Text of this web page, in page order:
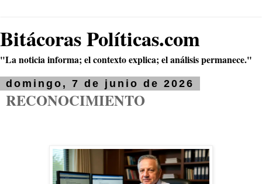
Bitácoras Políticas.com
"La noticia informa; el contexto explica; el análisis permanece."
domingo, 7 de junio de 2026
RECONOCIMIENTO